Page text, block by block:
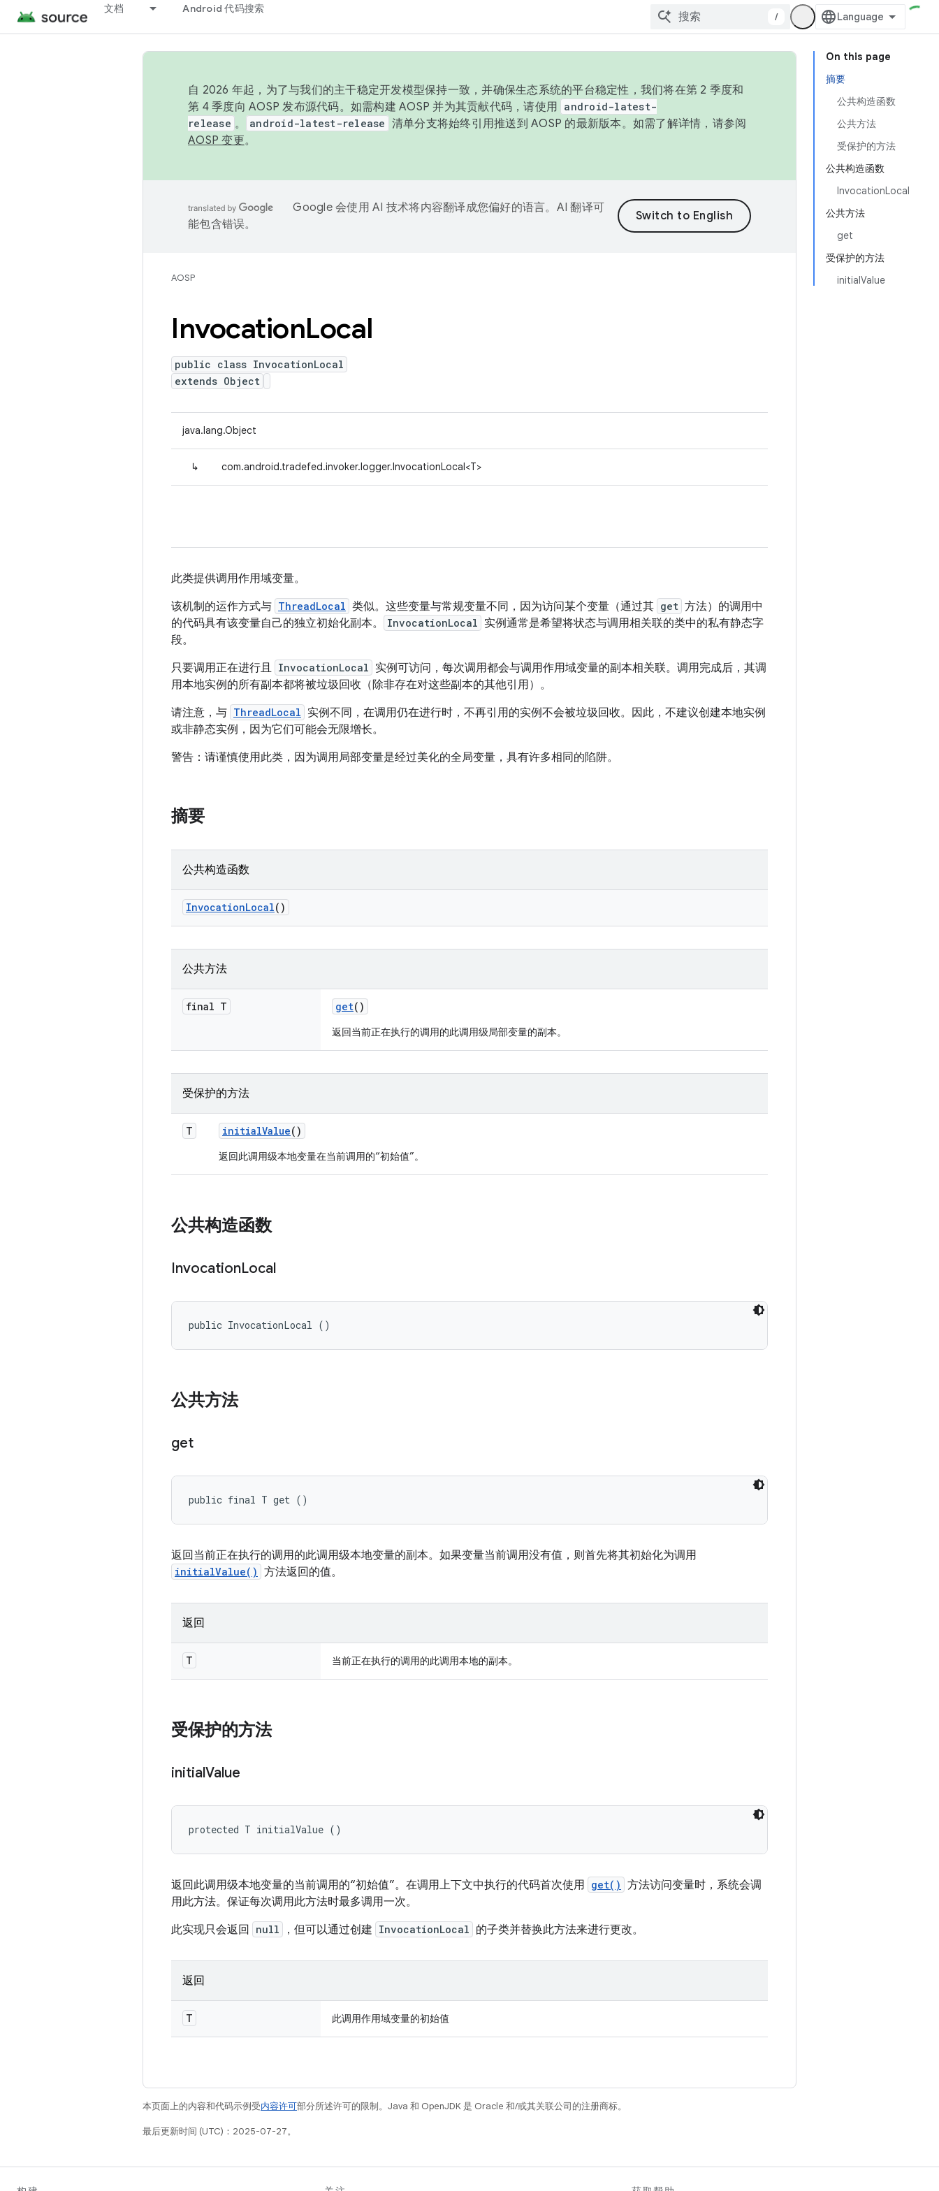
文档 Android 代码搜索
/
On this page
摘要
公共构造函数
公共方法
受保护的方法
公共构造函数
InvocationLocal
公共方法
get
受保护的方法
initialValue
自 2026 年起，为了与我们的主干稳定开发模型保持一致，并确保生态系统的平台稳定性，我们将在第 2 季度和
第 4 季度向 AOSP 发布源代码。如需构建 AOSP 并为其贡献代码，请使用 android-latest-
release 。 android-latest-release 清单分支将始终引用推送到 AOSP 的最新版本。如需了解详情，请参阅
AOSP 变更。
Google 会使用 AI 技术将内容翻译成您偏好的语言。AI 翻译可
能包含错误。
AOSP
InvocationLocal
public class InvocationLocal
extends Object
java.lang.Object
↳ com.android.tradefed.invoker.logger.InvocationLocal<T>
此类提供调用作用域变量。
该机制的运作方式与 ThreadLocal 类似。这些变量与常规变量不同，因为访问某个变量（通过其 get 方法）的调用中
的代码具有该变量自己的独立初始化副本。
InvocationLocal 实例通常是希望将状态与调用相关联的类中的私有静态字
段。
只要调用正在进行且 InvocationLocal 实例可访问，每次调用都会与调用作用域变量的副本相关联。调用完成后，其调
用本地实例的所有副本都将被垃圾回收（除非存在对这些副本的其他引用）。
请注意，与 ThreadLocal 实例不同，在调用仍在进行时，不再引用的实例不会被垃圾回收。因此，不建议创建本地实例
或非静态实例，因为它们可能会无限增长。
警告：请谨慎使用此类，因为调用局部变量是经过美化的全局变量，具有许多相同的陷阱。
摘要
公共构造函数
InvocationLocal()
公共方法
final T get()
返回当前正在执行的调用的此调用级局部变量的副本。
受保护的方法
T initialValue()
返回此调用级本地变量在当前调用的“初始值”。
公共构造函数
InvocationLocal
public InvocationLocal ()
公共方法
get
public final T get ()
返回当前正在执行的调用的此调用级本地变量的副本。如果变量当前调用没有值，则首先将其初始化为调用
initialValue() 方法返回的值。
返回
T 当前正在执行的调用的此调用本地的副本。
受保护的方法
initialValue
protected T initialValue ()
返回此调用级本地变量的当前调用的“初始值”。在调用上下文中执行的代码首次使用 get() 方法访问变量时，系统会调
用此方法。保证每次调用此方法时最多调用一次。
此实现只会返回
null ，但可以通过创建 InvocationLocal 的子类并替换此方法来进行更改。
返回
T 此调用作用域变量的初始值
本页面上的内容和代码示例受内容许可部分所述许可的限制。Java 和 OpenJDK 是 Oracle 和/或其关联公司的注册商标。
最后更新时间 (UTC)：2025-07-27。